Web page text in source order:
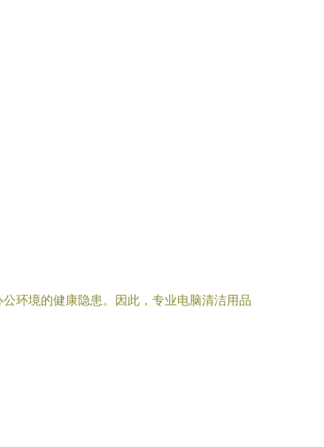
环境的健康隐患。因此，专业电脑清洁用品